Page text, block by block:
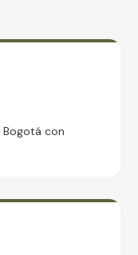
Bogotá con